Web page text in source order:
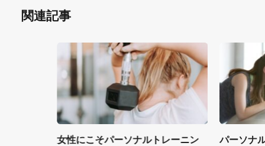
関連記事
女性にこそパーソナルトレーニン
パーソナ